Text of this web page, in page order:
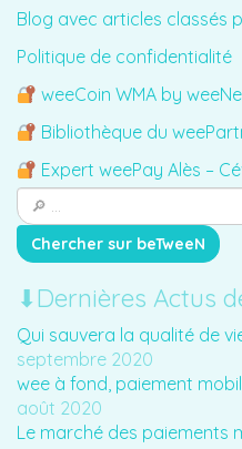
Blog avec articles classés
Politique de confidentialité
weeCoin WMA by
Bibliothèque du
Expert weePay Alès –
⬇︎Dernières Actus
Qui sauvera la qualité de
septembre 2020
wee à fond, paiement
août 2020
Le marché des paiements